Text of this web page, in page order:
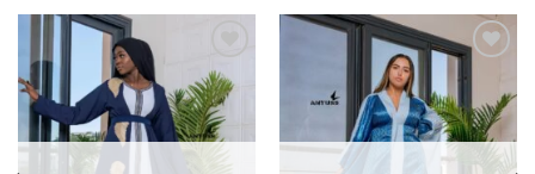
Ajouter
à la liste
de
souhaits
à la liste
de
souhaits